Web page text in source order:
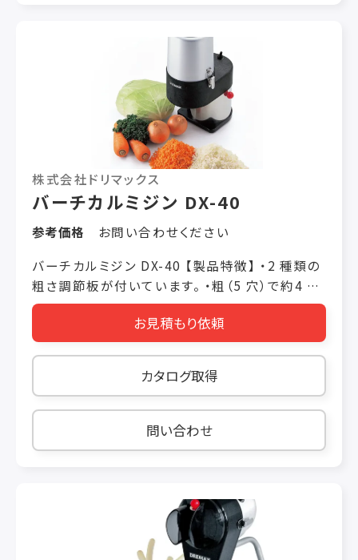
株式会社ドリマックス
バーチカルミジン DX-40
参考価格
お問い合わせください
バーチカルミジン DX-40 【製品特徴】 ・2 種類の
粗さ調節板が付いています。 ・粗（5 穴）で約4 ～
6mm、細（3 穴）で約2 ～ 4mmと、2 種類の粗
さを選べます。 ・二度投入することで、より細かく
することができます。 【製品仕様】 価格 税抜き
￥75,000 機械寸法 W200 × L260 ×
H410（mm） 投入口 φ 110 定格消費電力
100/110W 50/60Hz 重量 5kg 使用時間 20 分
処理能力 キャベツ10玉/5 分 玉ねぎ90 玉/5 分
※細（3 穴）使用時
お見積もり依頼
カタログ取得
問い合わせ